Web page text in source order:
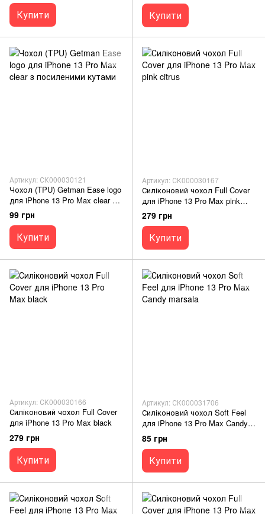
Купити Купити
Артикул: СК000030121
Чохол (TPU) Getman Ease logo
для iPhone 13 Pro Max clear з
посиленими кутами
99 грн
Купити
Артикул: СК000030167
Силіконовий чохол Full Cover
для iPhone 13 Pro Max pink
citrus
279 грн
Купити
Артикул: СК000030166
Силіконовий чохол Full Cover
для iPhone 13 Pro Max black
279 грн
Купити
Артикул: СК000031706
Силіконовий чохол Soft Feel
для iPhone 13 Pro Max Candy
marsala
85 грн
Купити